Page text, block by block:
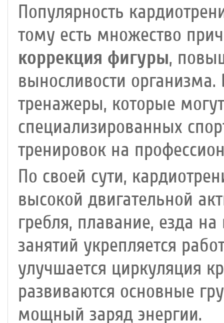
Популярность
тому есть множество
коррекция фигуры,
выносливости
тренажеры, которые
специализированных
тренировок на
По своей сути,
высокой двигательной
гребля, плавание, езда
занятий укрепляется
улучшается циркуляция
развиваются основные
мощный заряд энергии.